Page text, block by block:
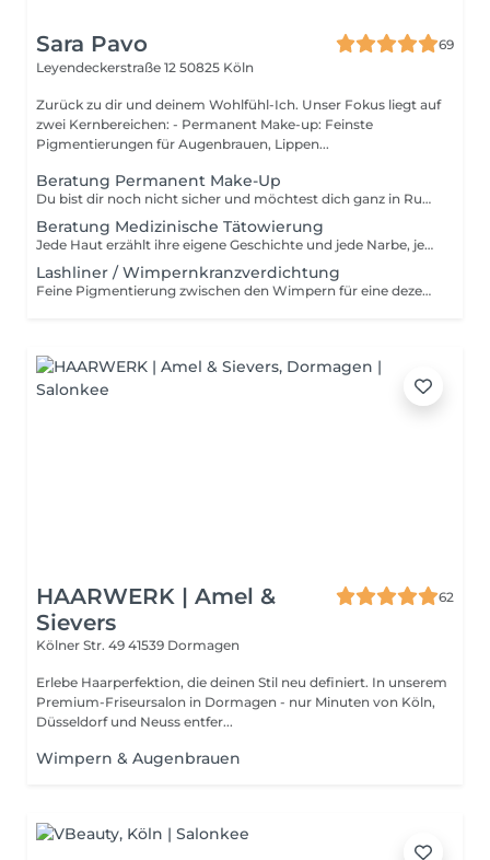
Sara Pavo
69
Leyendeckerstraße 12 50825 Köln
Zurück zu dir und deinem Wohlfühl-Ich. Unser Fokus liegt auf
zwei Kernbereichen: - Permanent Make-up: Feinste
Pigmentierungen für Augenbrauen, Lippen...
Beratung Permanent Make-Up
Du bist dir noch nicht sicher und möchtest dich ganz in Ruhe informieren? Gerne nehme ich mir Zeit für ein persönliches Beratungsgespräch losgelöst von einem Behandlungstermin. Dieses reine Infogespräch kostet 49 € und ist nicht verrechenbar. Wenn du dich schon für eine Behandlung entschieden hast, brauchst du kein separates Gespräch: Vor jeder Permanent Make-up-Behandlung findet automatisch eine ausführliche und typgerechte Beratung statt ganz ohne Zeitdruck. Du hast nur ein oder zwei Fragen vorab? Dann melde dich gerne direkt über WhatsApp oder per E- Mail.
Beratung Medizinische Tätowierung
Jede Haut erzählt ihre eigene Geschichte und jede Narbe, jeder Eingriff, jede Veränderung verdient eine achtsame Betrachtung. In diesem persönlichen und vertraulichen Beratungsgespräch gebe ich dir eine erste fachliche Einschätzung zu deinem Anliegen ob zur Narbenpigmentierung, Areola-Rekonstruktion oder anderen paramedizinischen Behandlungen. Dieses Infogespräch dient der Orientierung, ist losgelöst von einem Termin zur Behandlung und nicht verrechenbar. Wenn du schon weißt, dass du eine Behandlung möchtest, planen wir die ausführliche Beratung direkt im Rahmen deines ersten Behandlungstermins ein mit Ruhe und Feingefühl. Du hast vorab nur eine kurze Frage? Dann schreibe mir gerne per WhatsApp 0177/3689328.
Lashliner / Wimpernkranzverdichtung
Feine Pigmentierung zwischen den Wimpern für eine dezente Betonung und optisch dichtere Wimpern. Ideal für einen natürlichen, frischen Blick.
HAARWERK | Amel &
Sievers
62
Kölner Str. 49 41539 Dormagen
Erlebe Haarperfektion, die deinen Stil neu definiert. In unserem
Premium-Friseursalon in Dormagen - nur Minuten von Köln,
Düsseldorf und Neuss entfer...
Wimpern & Augenbrauen